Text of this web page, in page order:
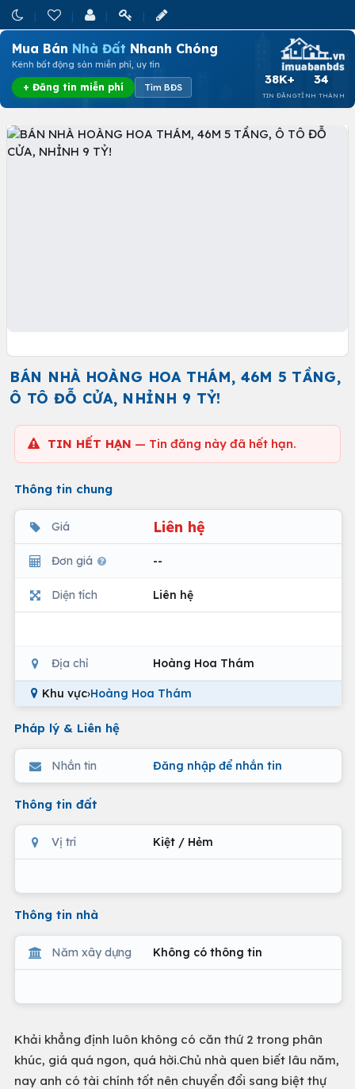
Mua Bán Nhà Đất Nhanh Chóng
Kênh bất động sản miễn phí, uy tín
+ Đăng tin miễn phí Tìm BĐS
38K+
TIN ĐĂNG
34
TỈNH THÀNH
BÁN NHÀ HOÀNG HOA THÁM, 46M 5 TẦNG,
Ô TÔ ĐỖ CỬA, NHỈNH 9 TỶ!
TIN HẾT HẠN — Tin đăng này đã hết hạn.
Thông tin chung
Giá Liên hệ
Đơn giá --
Diện tích Liên hệ
Địa chỉ Hoàng Hoa Thám
Khu vực›Hoàng Hoa Thám
Pháp lý & Liên hệ
Nhắn tin Đăng nhập để nhắn tin
Thông tin đất
Vị trí Kiệt / Hẻm
Thông tin nhà
Năm xây dựng Không có thông tin
Khải khẳng định luôn không có căn thứ 2 trong phân
khúc, giá quá ngon, quá hời.Chủ nhà quen biết lâu năm,
nay anh có tài chính tốt nên chuyển đổi sang biệt thự